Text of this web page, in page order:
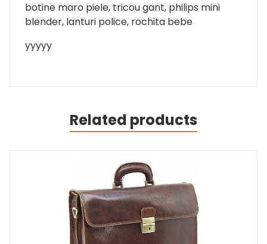
botine maro piele, tricou gant, philips mini
blender, lanturi police, rochita bebe
yyyyy
Related products